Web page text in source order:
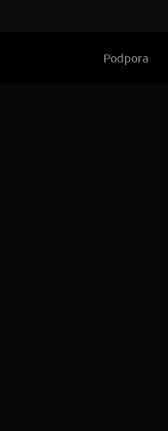
Podpora